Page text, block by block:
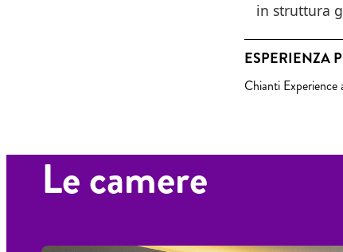
in struttura
ESPERIENZA
Chianti Experience
Le camere